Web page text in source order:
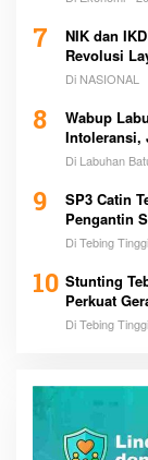
7
NIK dan
Revolusi
Di NASIONAL
8
Wabup
Intoleransi,
Di Labuhan
9
SP3 Catin
Pengantin
Di Tebing Tinggi
10 Stunting
Perkuat
Di Tebing Tinggi